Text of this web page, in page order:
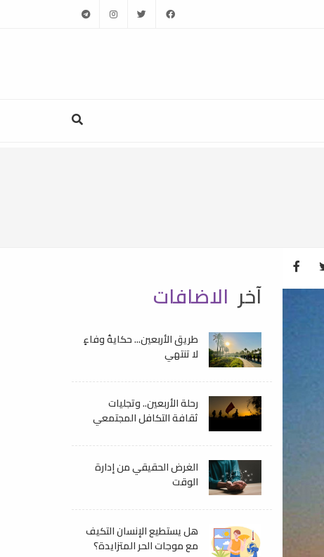
facebook
twitter
instagram
telegram
آخر الاضافات
طريق الأربعين... حكايةُ وفاءٍ
لا تنتهي
رحلة الأربعين.. وتجليات
ثقافة التكافل المجتمعي
الغرض الحقيقي من إدارة
الوقت
هل يستطيع الإنسان التكيف
مع موجات الحر المتزايدة؟